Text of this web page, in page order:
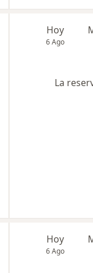
Hoy
6 Ago
La
Hoy
6 Ago